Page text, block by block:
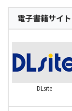
電子書籍サイト
DLsite